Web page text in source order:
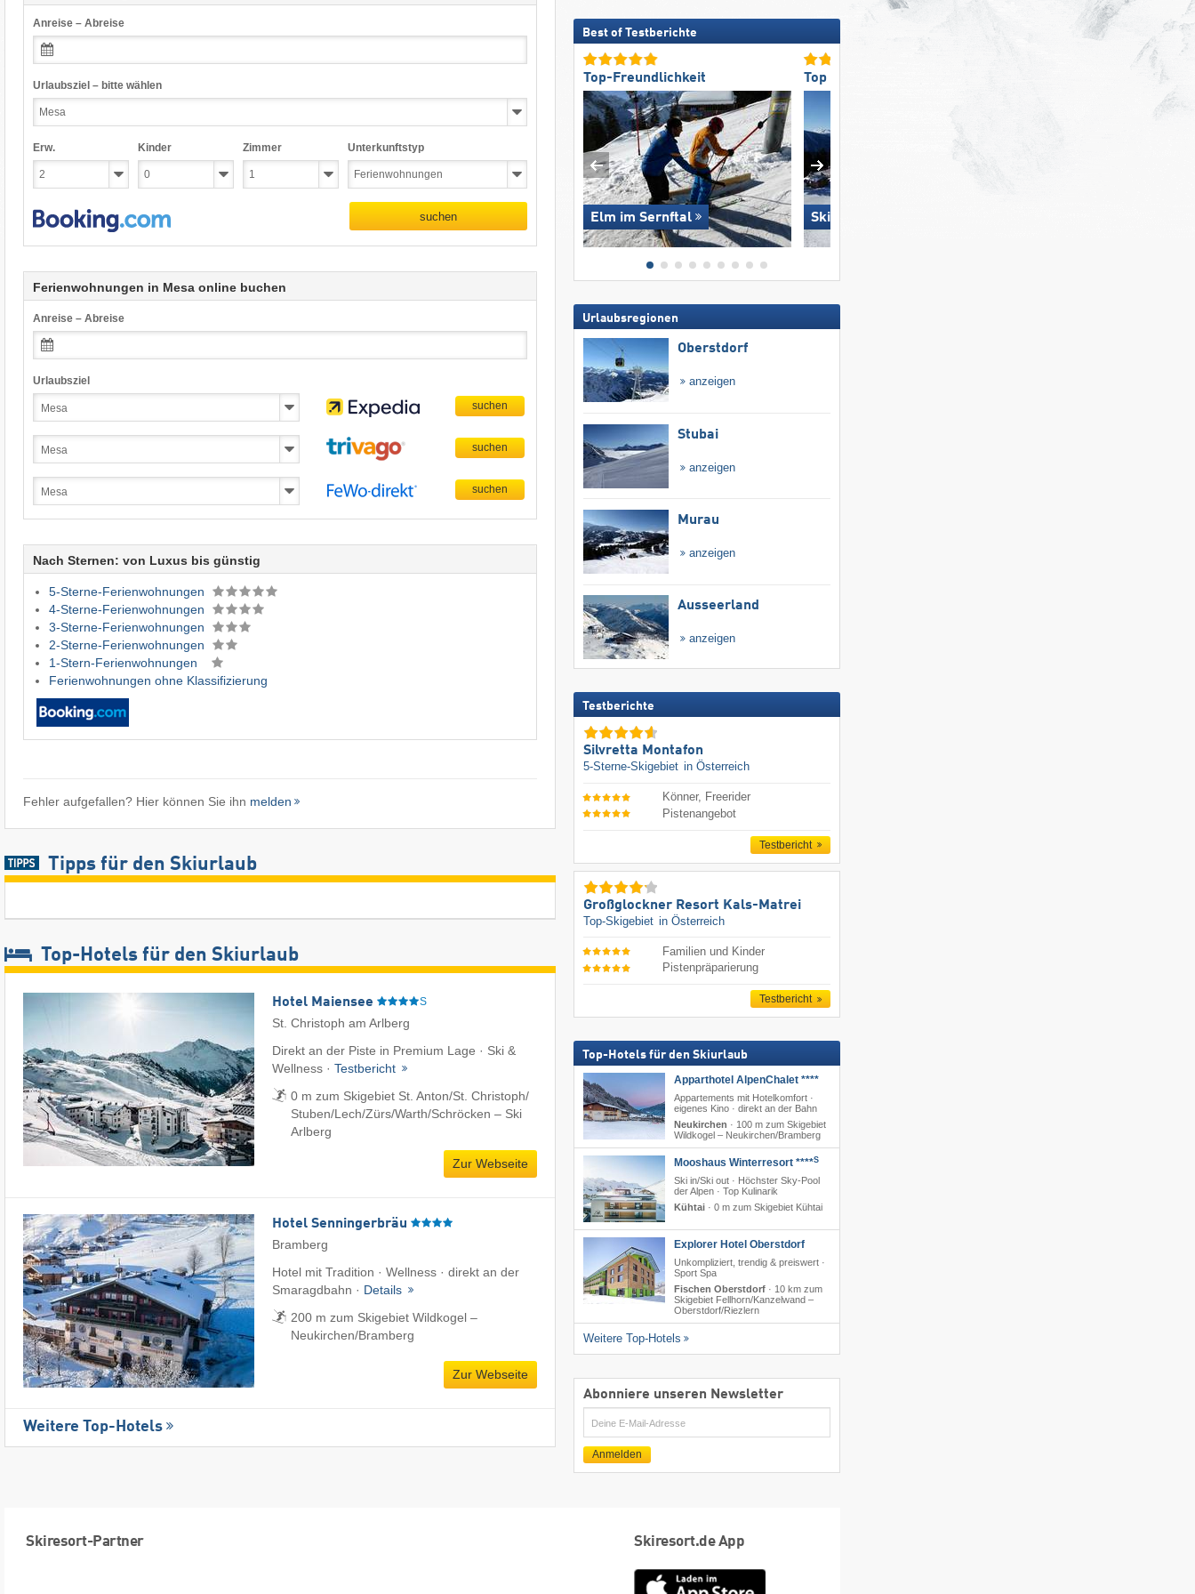
Anreise – Abreise
Urlaubsziel – bitte wählen
Erw. Kinder Zimmer Unterkunftstyp
suchen
Ferienwohnungen in Mesa online buchen
Anreise – Abreise
Urlaubsziel
Nach Sternen: von Luxus bis günstig
5-Sterne-Ferienwohnungen
4-Sterne-Ferienwohnungen
3-Sterne-Ferienwohnungen
2-Sterne-Ferienwohnungen
1-Stern-Ferienwohnungen
Ferienwohnungen ohne Klassifizierung
Fehler aufgefallen? Hier können Sie ihn melden
Tipps für den Skiurlaub
Top-Hotels für den Skiurlaub
Hotel Maiensee S
St. Christoph am Arlberg
Direkt an der Piste in Premium Lage · Ski &
Wellness · Testbericht
0 m zum Skigebiet St. Anton/​St. Christoph/​
Stuben/​Lech/​Zürs/​Warth/​Schröcken – Ski
Arlberg
Zur Webseite
Hotel Senningerbräu
Bramberg
Hotel mit Tradition · Wellness · direkt an der
Smaragdbahn · Details
200 m zum Skigebiet Wildkogel –
Neukirchen/​Bramberg
Zur Webseite
Weitere Top-Hotels
Best of Testberichte
Top-Freundlichkeit
Elm im Sernftal
Top für Familien
Skiregion Hochoetz
Top-Schneesicherheit
Urlaubsregionen
Oberstdorf
anzeigen
Stubai
anzeigen
Murau
anzeigen
Ausseerland
anzeigen
Testberichte
Silvretta Montafon
5-Sterne-Skigebiet in Österreich
Könner, Freerider
Pistenangebot
Testbericht
Großglockner Resort Kals-Matrei
Top-Skigebiet in Österreich
Familien und Kinder
Pistenpräparierung
Testbericht
Top-Hotels für den Skiurlaub
Apparthotel AlpenChalet ****
Appartements mit Hotelkomfort ·
eigenes Kino · direkt an der Bahn
Neukirchen · 100 m zum Skigebiet
Wildkogel – Neukirchen/​Bramberg
Mooshaus Winterresort ****S
Ski in/Ski out · Höchster Sky-Pool
der Alpen · Top Kulinarik
Kühtai· 0 m zum Skigebiet Kühtai
Explorer Hotel Oberstdorf
Unkompliziert, trendig & preiswert ·
Sport Spa
Fischen Oberstdorf· 10 km zum
Skigebiet Fellhorn/​Kanzelwand –
Oberstdorf/​Riezlern
Weitere Top-Hotels
Abonniere unseren Newsletter
E-
Mail
Anmelden
Skiresort-Partner Skiresort.de App
App